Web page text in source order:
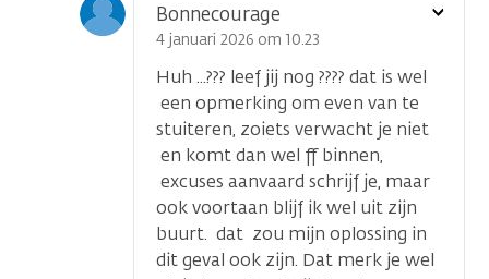
Bonnecourage
4 januari 2026 om 10.23
Huh ...??? leef jij nog ???? dat is wel
een opmerking om even van te
stuiteren, zoiets verwacht je niet
en komt dan wel ff binnen,
excuses aanvaard schrijf je, maar
ook voortaan blijf ik wel uit zijn
buurt. dat zou mijn oplossing in
dit geval ook zijn. Dat merk je wel
Toon